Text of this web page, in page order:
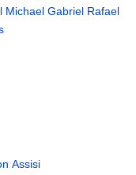
Michael Gabriel Rafael
Assisi